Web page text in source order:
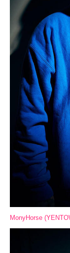
MonyHorse (